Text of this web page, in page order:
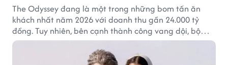
The Odyssey đang là một trong những bom tấn ăn
khách nhất năm 2026 với doanh thu gần 24.000 tỷ
đồng. Tuy nhiên, bên cạnh thành công vang dội, bộ
phim của Christopher Nolan cũng vấp phải không ít
tranh cãi từ khán giả.